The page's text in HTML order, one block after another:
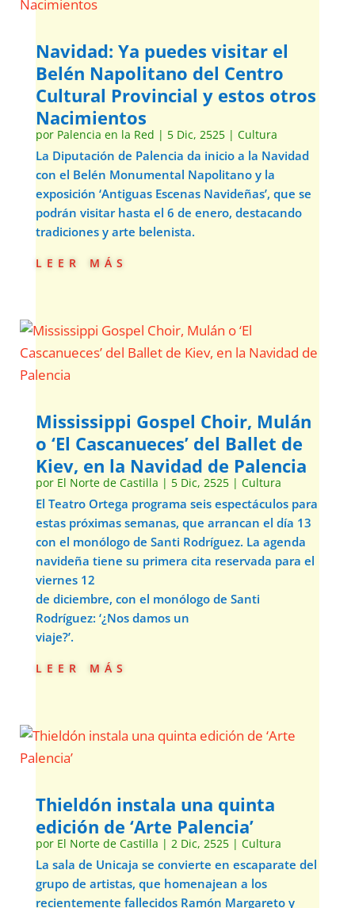
Navidad: Ya puedes visitar el
Belén Napolitano del Centro
Cultural Provincial y estos otros
Nacimientos
por Palencia en la Red | 5 Dic, 2525| Cultura
La Diputación de Palencia da inicio a la Navidad
con el Belén Monumental Napolitano y la
exposición ‘Antiguas Escenas Navideñas’, que se
podrán visitar hasta el 6 de enero, destacando
tradiciones y arte belenista.
leer más
Mississippi Gospel Choir, Mulán
o ‘El Cascanueces’ del Ballet de
Kiev, en la Navidad de Palencia
por El Norte de Castilla | 5 Dic, 2525| Cultura
El Teatro Ortega programa seis espectáculos para
estas próximas semanas, que arrancan el día 13
con el monólogo de Santi Rodríguez. La agenda
navideña tiene su primera cita reservada para el
viernes 12
de diciembre, con el monólogo de Santi
Rodríguez: ‘¿Nos damos un
viaje?’.
leer más
Thieldón instala una quinta
edición de ‘Arte Palencia’
por El Norte de Castilla | 2 Dic, 2525| Cultura
La sala de Unicaja se convierte en escaparate del
grupo de artistas, que homenajean a los
recientemente fallecidos Ramón Margareto y